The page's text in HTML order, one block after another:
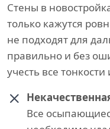
Стены в
только кажутся
не подходят для
правильно и без
учесть все
Все